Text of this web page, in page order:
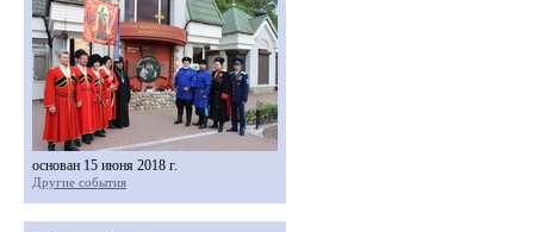
основан 15 июня 2018 г.
Другие события